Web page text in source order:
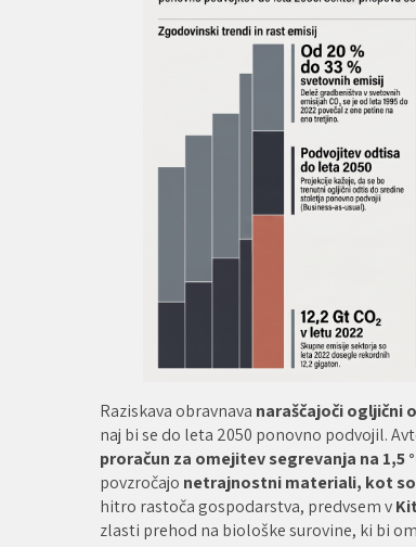
Raziskava obravnava naraščajoči ogljični
naj bi se do leta 2050 ponovno podvojil.
proračun za omejitev segrevanja na 1,5
povzročajo netrajnostni materiali, kot
hitro rastoča gospodarstva, predvsem v
zlasti prehod na biološke surovine, ki bi